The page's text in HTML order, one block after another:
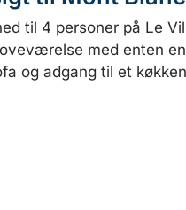
til 4 personer på Le
med enten
og adgang til et